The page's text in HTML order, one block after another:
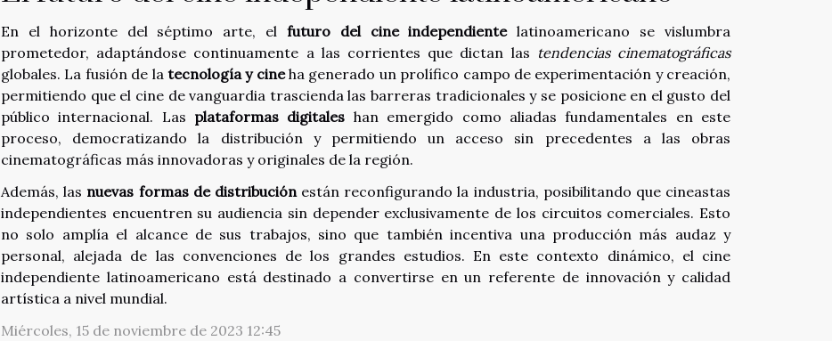
En el horizonte del séptimo arte, el futuro del cine independientelatinoamericano se vislumbra
prometedor, adaptándose continuamente a las corrientes que dictan las tendencias cinematográficas
globales. La fusión de la tecnología y cineha generado un prolífico campo de experimentación y creación,
permitiendo que el cine de vanguardia trascienda las barreras tradicionales y se posicione en el gusto del
público internacional. Las plataformas digitales han emergido como aliadas fundamentales en este
proceso, democratizando la distribución y permitiendo un acceso sin precedentes a las obras
cinematográficas más innovadoras y originales de la región.
Además, las nuevas formas de distribuciónestán reconfigurando la industria, posibilitando que cineastas
independientes encuentren su audiencia sin depender exclusivamente de los circuitos comerciales. Esto
no solo amplía el alcance de sus trabajos, sino que también incentiva una producción más audaz y
personal, alejada de las convenciones de los grandes estudios. En este contexto dinámico, el cine
independiente latinoamericano está destinado a convertirse en un referente de innovación y calidad
artística a nivel mundial.
Miércoles, 15 de noviembre de 2023 12:45